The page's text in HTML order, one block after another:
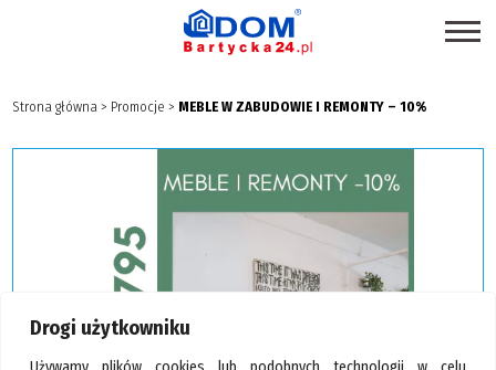
Drogi użytkowniku
STRONA GŁÓWNA
PROMOCJE
PRODUKTY EKOLOGICZNE
USŁUGI
Strona główna > Promocje > MEBLE W ZABUDOWIE I REMONTY – 10%